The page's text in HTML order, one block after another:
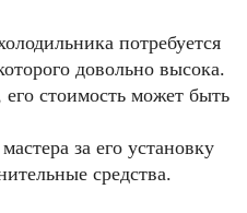
потребуется
довольно высока.
стоимость может быть
за его установку
средства.